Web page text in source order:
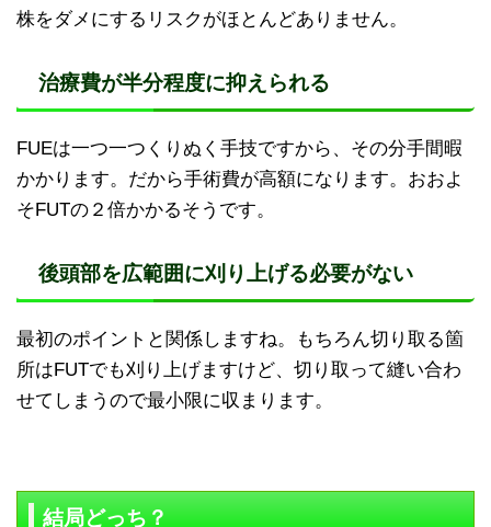
株をダメにするリスクがほとんどありません。
治療費が半分程度に抑えられる
FUEは一つ一つくりぬく手技ですから、その分手間暇
かかります。だから手術費が高額になります。おおよ
そFUTの２倍かかるそうです。
後頭部を広範囲に刈り上げる必要がない
最初のポイントと関係しますね。もちろん切り取る箇
所はFUTでも刈り上げますけど、切り取って縫い合わ
せてしまうので最小限に収まります。
結局どっち？